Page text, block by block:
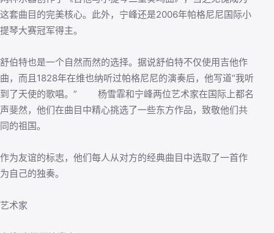
这套曲目的完美核心。此外，宁峰还是2006年帕格尼尼国际小
提琴大赛冠军得主。
舒伯特也是一个自然而然的选择。据说舒伯特不仅使用吉他作
曲，而且1828年在维也纳听过帕格尼尼的演奏后，他写道“我听
到了天使的歌唱。” 杨雪霏和宁峰两位艺术家在国际上都名
声斐然，他们在曲目中精心挑选了一些东方作品，致敬他们共
同的祖国。
作为友谊的标志，他们每人从对方的经典曲目中选取了一首作
为自己的独奏。
艺术家